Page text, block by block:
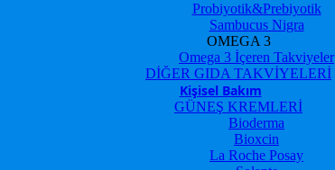
Probiyotik&Prebiyotik
Sambucus Nigra
OMEGA 3
Omega 3 İçeren Takviyeler
DİĞER GIDA TAKVİYELERİ
Kişisel Bakım
GÜNEŞ KREMLERİ
Bioderma
Bioxcin
La Roche Posay